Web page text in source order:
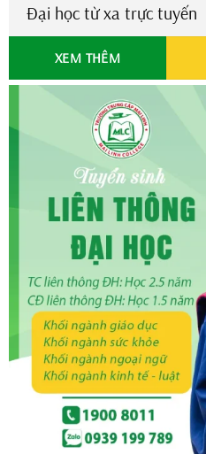
Đại học từ xa trực tuyến
XEM THÊM
CÁC NGÀNH ĐÀO TẠO
Giáo dục mầm non
Giáo dục tiểu học
Điều dưỡng
Điều dưỡng phụ sản
KT xét nghiệm y học
Y tế công cộng
Ngôn ngữ Anh